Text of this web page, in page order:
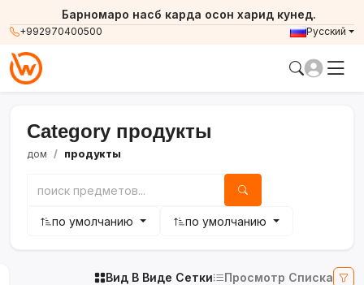
+992970400500
Барномаро насб карда осон харид кунед.
Русский
Category продукты
дом продукты
по умолчанию по умолчанию
Вид В Виде Сетки Просмотр Списка